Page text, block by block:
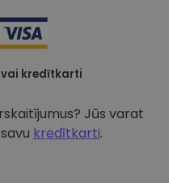
kredītkarti
Jūs varat
kredītkarti.